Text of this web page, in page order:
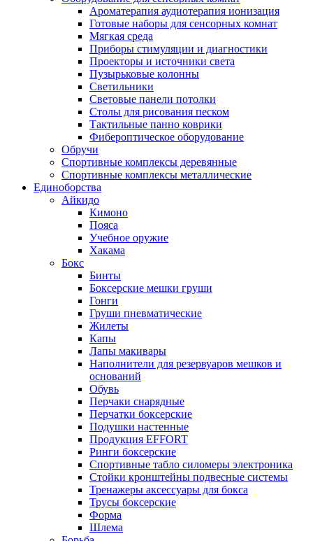
Ароматерапия аудиотерапия ионизация
Готовые наборы для сенсорных комнат
Мягкая среда
Приборы стимуляции и диагностики
Проекторы и источники света
Пузырьковые колонны
Светильники
Световые панели потолки
Столы для рисования песком
Тактильные панно коврики
Фибероптическое оборудование
Обручи
Спортивные комплексы деревянные
Спортивные комплексы металлические
Единоборства
Айкидо
Кимоно
Пояса
Учебное оружие
Хакама
Бокс
Бинты
Боксерские мешки груши
Гонги
Груши пневматические
Жилеты
Капы
Лапы макивары
Наполнители для резервуаров мешков и
оснований
Обувь
Перчаки снарядные
Перчатки боксерские
Подушки настенные
Продукция EFFORT
Ринги боксерские
Спортивные табло силомеры электроника
Стойки кронштейны подвесные системы
Тренажеры аксессуары для бокса
Трусы боксерские
Форма
Шлема